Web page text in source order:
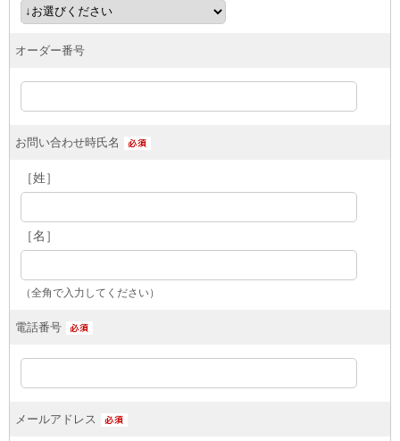
オーダー番号
お問い合わせ時氏名
［姓］
［名］
（全角で入力してください）
電話番号
メールアドレス